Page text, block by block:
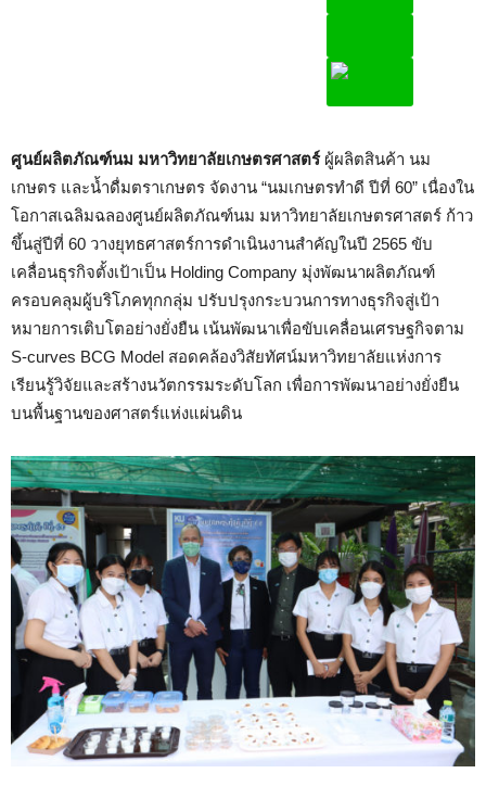
ศูนย์ผลิตภัณฑ์นม มหาวิทยาลัยเกษตรศาสตร์ผู้ผลิตสินค้า นม
เกษตร และน้ำดื่มตราเกษตร จัดงาน “นมเกษตรทำดี ปีที่ 60” เนื่องใน
โอกาสเฉลิมฉลองศูนย์ผลิตภัณฑ์นม มหาวิทยาลัยเกษตรศาสตร์ ก้าว
ขึ้นสู่ปีที่ 60 วางยุทธศาสตร์การดำเนินงานสำคัญในปี 2565 ขับ
เคลื่อนธุรกิจตั้งเป้าเป็น Holding Company มุ่งพัฒนาผลิตภัณฑ์
ครอบคลุมผู้บริโภคทุกกลุ่ม ปรับปรุงกระบวนการทางธุรกิจสู่เป้า
หมายการเติบโตอย่างยั่งยืน เน้นพัฒนาเพื่อขับเคลื่อนเศรษฐกิจตาม
S-curves BCG Model สอดคล้องวิสัยทัศน์มหาวิทยาลัยแห่งการ
เรียนรู้วิจัยและสร้างนวัตกรรมระดับโลก เพื่อการพัฒนาอย่างยั่งยืน
บนพื้นฐานของศาสตร์แห่งแผ่นดิน